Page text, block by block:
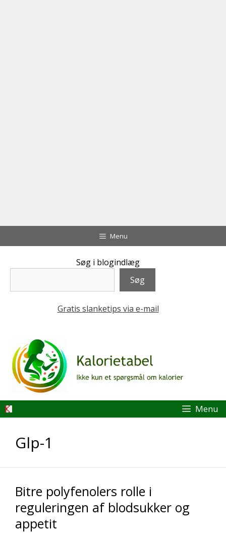
til
Menu
Søg i blogindlæg
Søg
Gratis slanketips via e-mail
Menu
Glp-1
Bitre polyfenolers rolle i
reguleringen af ​​blodsukker og
appetit